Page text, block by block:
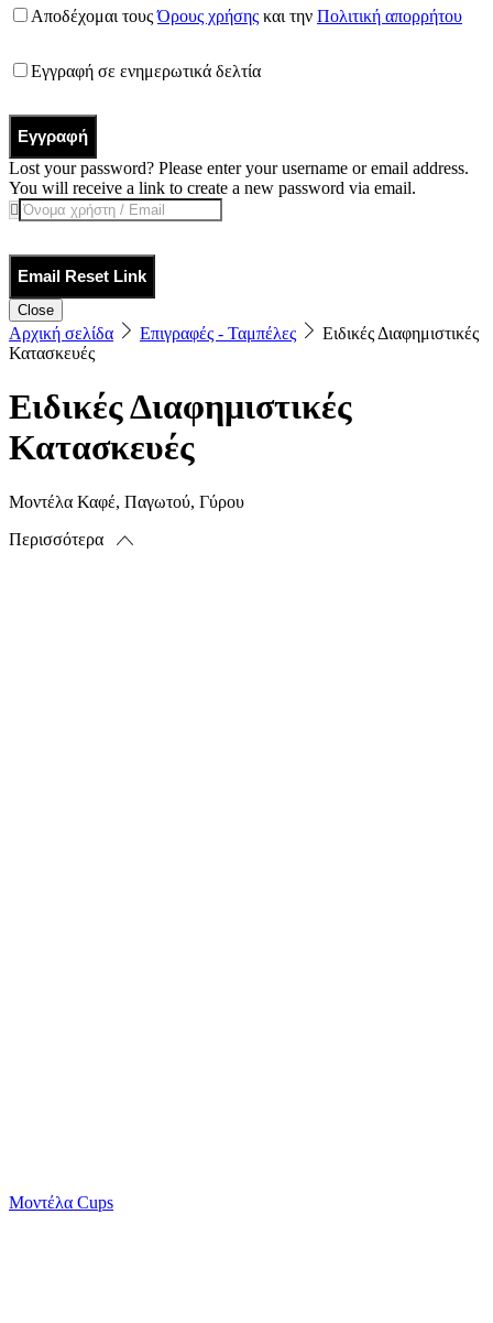
Αποδέχομαι τουςΌρους χρήσης και την Πολιτική απορρήτου
Εγγραφή σε ενημερωτικά δελτία
Εγγραφή
Lost your password? Please enter your username or email address.
You will receive a link to create a new password via email.
Email Reset Link
Close
Αρχική σελίδα Επιγραφές - Ταμπέλες
Ειδικές Διαφημιστικές
Κατασκευές
Ειδικές Διαφημιστικές
Κατασκευές
Μοντέλα Καφέ, Παγωτού, Γύρου
Περισσότερα
Μοντέλα Cups